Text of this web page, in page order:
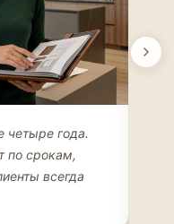
года.
по срокам,
всегда